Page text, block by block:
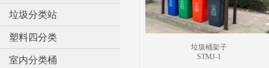
垃圾分类站
塑料四分类
室内分类桶
垃圾桶架子
STMJ-1